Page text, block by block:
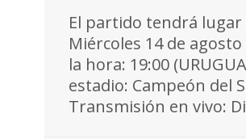
El partido tendrá lugar
Miércoles 14 de agosto
la hora: 19:00
estadio: Campeón del
Transmisión en vivo: